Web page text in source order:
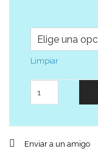
Limpiar
Enviar a un amigo